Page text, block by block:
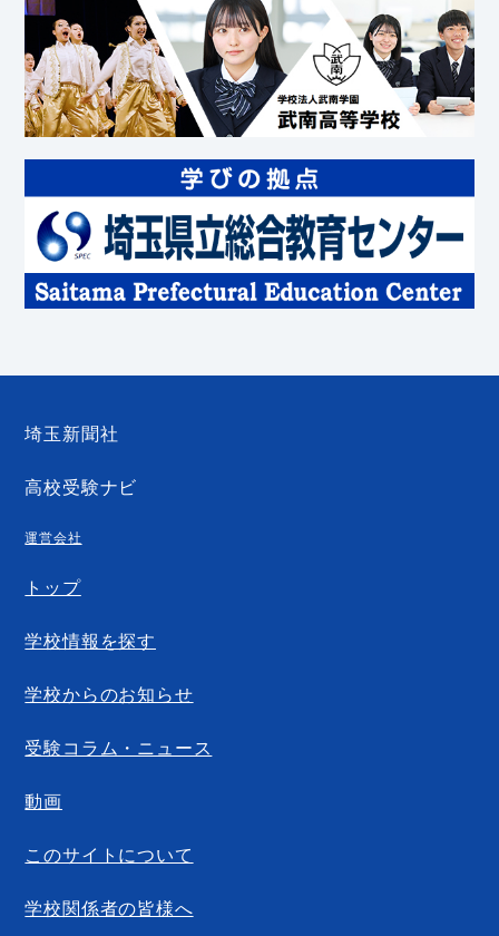
埼玉新聞社
高校受験ナビ
運営会社
トップ
学校情報を探す
学校からのお知らせ
受験コラム・ニュース
動画
このサイトについて
学校関係者の皆様へ